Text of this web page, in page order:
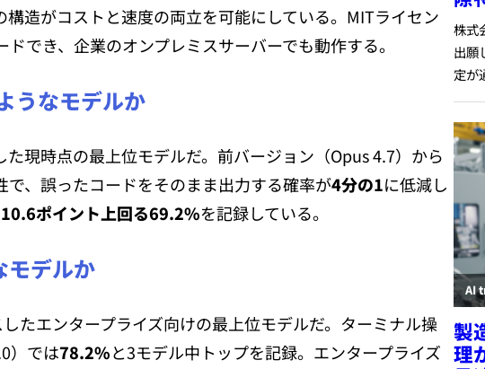
構造がコストと速度の両立を可能にしている。MITライセン
でき、企業のオンプレミスサーバーでも動作する。
うなモデルか
た現時点の最上位モデルだ。前バージョン（Opus 4.7）から
、誤ったコードをそのまま出力する確率が4分の1に低減し
10.6ポイント上回る69.2%を記録している。
モデルか
たエンタープライズ向けの最上位モデルだ。ターミナル操
）では78.2%と3モデル中トップを記録。エンタープライズ